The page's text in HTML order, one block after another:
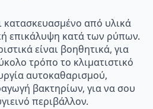
κατασκευασμένο από υλικά
επικάλυψη κατά των ρύπων.
είναι βοηθητικά, για
τρόπο το κλιματιστικό
αυτοκαθαρισμού,
βακτηρίων, για να σου
περιβάλλον.